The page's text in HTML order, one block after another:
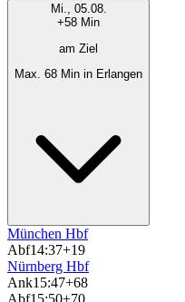
Mi., 05.08.
+58 Min
am Ziel
Max. 68 Min in Erlangen
München Hbf
Abf14:37+19
Nürnberg Hbf
Ank15:47+68